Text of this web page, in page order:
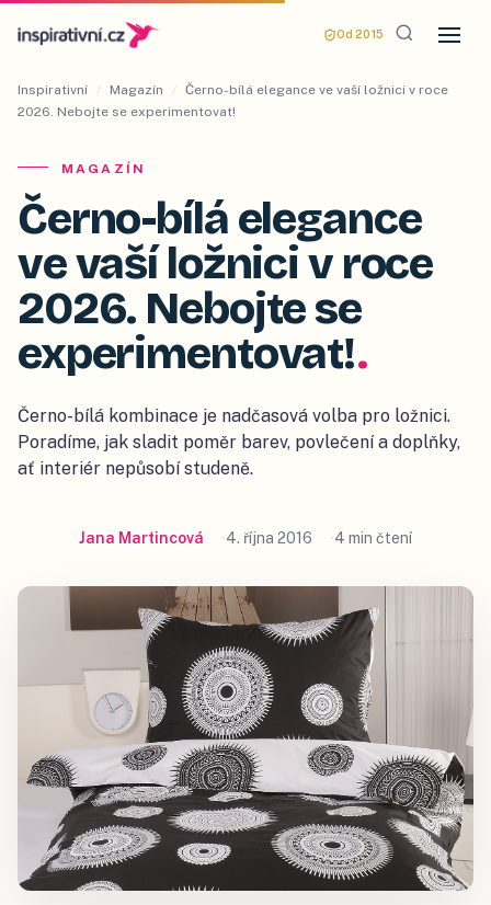
Od 2015
Inspirativní / Magazín / Černo-bílá elegance ve vaší ložnici v roce
2026. Nebojte se experimentovat!
MAGAZÍN
Černo-bílá elegance
ve vaší ložnici v roce
2026. Nebojte se
experimentovat!.
Černo-bílá kombinace je nadčasová volba pro ložnici.
Poradíme, jak sladit poměr barev, povlečení a doplňky,
ať interiér nepůsobí studeně.
Jana Martincová 4. října 2016 4 min čtení